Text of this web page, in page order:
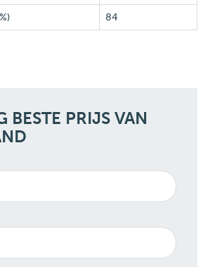
84
BESTE PRIJS VAN